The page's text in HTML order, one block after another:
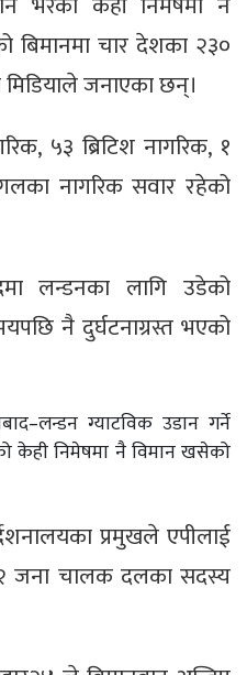
बिमानमा चार देशका २३०
जनाएका छन्।
५३ ब्रिटिश नागरिक, १
नागरिक सवार रहेको
लन्डनका लागि उडेको
नै दुर्घटनाग्रस्त भएको
ग्याटविक उडान गर्ने
केही निमेषमा नै विमान खसेको
प्रमुखले एपीलाई
जना चालक दलका सदस्य